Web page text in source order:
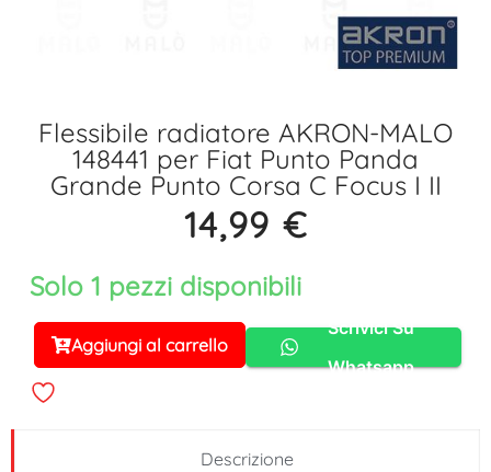
Flessibile radiatore AKRON-MALO
148441 per Fiat Punto Panda
Grande Punto Corsa C Focus I II
14,99 €
Solo 1 pezzi disponibili
Aggiungi al carrello
Alternative:
Scrivici Su
Whatsapp
Descrizione